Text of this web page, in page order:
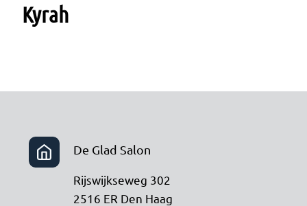
Kyrah
De Glad Salon
Rijswijkseweg 302
2516 ER Den Haag